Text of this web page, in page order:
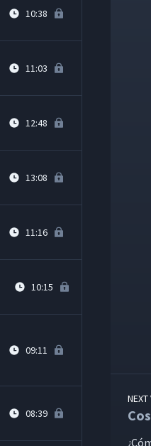
10:38
11:03
12:48
13:08
11:16
10:15
09:11
08:39
NEXT